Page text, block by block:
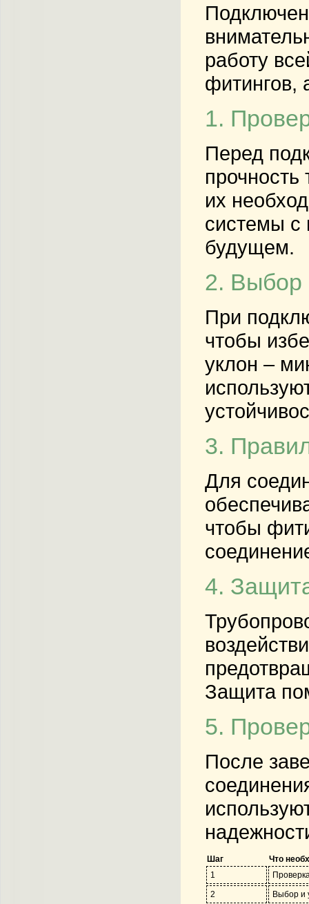
работу
фитингов,
1.
Перед
их
системы с
будущем.
2. Выбор
При
чтобы
уклон –
3.
Для
чтобы
4.
Защита
5.
После
Шаг
Что
1
2
Выбор и